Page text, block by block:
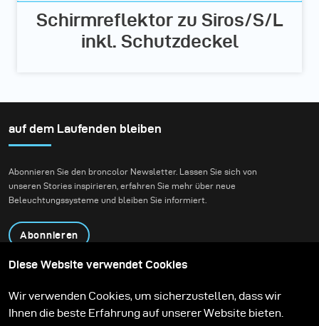
Schirmreflektor zu Siros/S/L
inkl. Schutzdeckel
auf dem Laufenden bleiben
Abonnieren Sie den broncolor Newsletter. Lassen Sie sich von
unseren Stories inspirieren, erfahren Sie mehr über neue
Beleuchtungssysteme und bleiben Sie informiert.
Abonnieren
Kontakt
Technologien
Contribute to our blog
Lernen
Diese Website verwendet Cookies
Wir verwenden Cookies, um sicherzustellen, dass wir
Ihnen die beste Erfahrung auf unserer Website bieten.